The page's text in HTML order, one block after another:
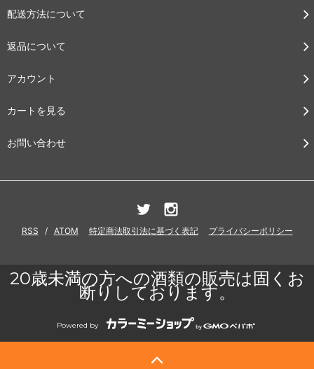
配送方法について
返品について
アカウント
カートを見る
お問い合わせ
RSS / ATOM 特定商法取引法に基づく表記 プライバシーポリシー
20歳未満の方への酒類の販売は固くお
断りしております。
Powered by